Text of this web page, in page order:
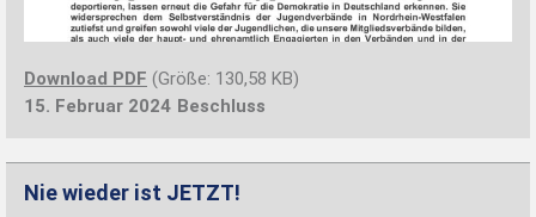
Download PDF (Größe: 130,58 KB)
15. Februar 2024 Beschluss
Nie wieder ist JETZT!